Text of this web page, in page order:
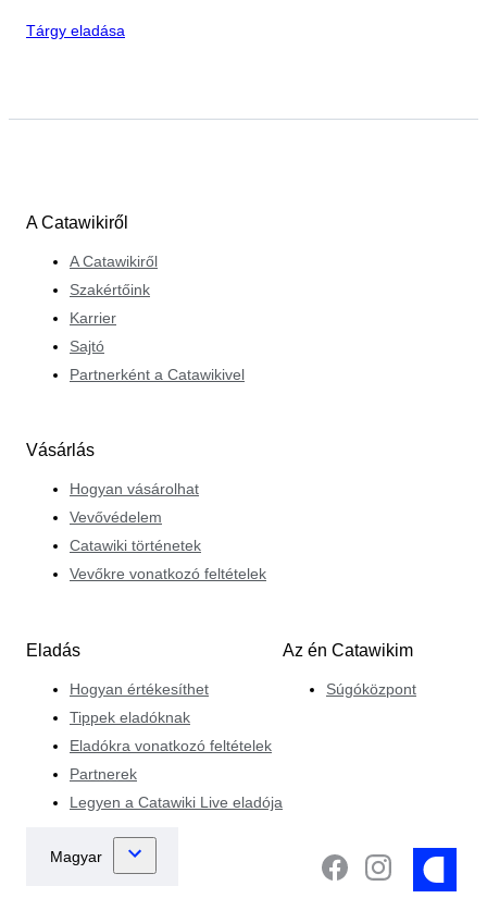
Tárgy eladása
A Catawikiről
A Catawikiről
Szakértőink
Karrier
Sajtó
Partnerként a Catawikivel
Vásárlás
Hogyan vásárolhat
Vevővédelem
Catawiki történetek
Vevőkre vonatkozó feltételek
Eladás
Hogyan értékesíthet
Tippek eladóknak
Eladókra vonatkozó feltételek
Partnerek
Legyen a Catawiki Live eladója
Az én Catawikim
Súgóközpont